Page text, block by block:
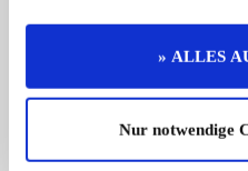
» ALLES
Nur notwendige